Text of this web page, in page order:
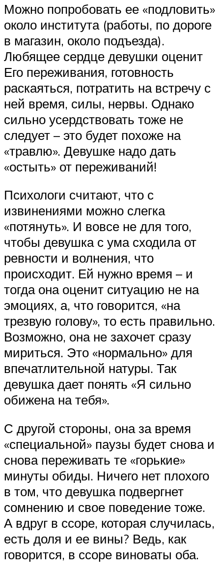
Можно попробовать ее «подловить»
около института (работы, по дороге
в магазин, около подъезда).
Любящее сердце девушки оценит
Его переживания, готовность
раскаяться, потратить на встречу с
ней время, силы, нервы. Однако
сильно усердствовать тоже не
следует – это будет похоже на
«травлю». Девушке надо дать
«остыть» от переживаний!
Психологи считают, что с
извинениями можно слегка
«потянуть». И вовсе не для того,
чтобы девушка с ума сходила от
ревности и волнения, что
происходит. Ей нужно время – и
тогда она оценит ситуацию не на
эмоциях, а, что говорится, «на
трезвую голову», то есть правильно.
Возможно, она не захочет сразу
мириться. Это «нормально» для
впечатлительной натуры. Так
девушка дает понять «Я сильно
обижена на тебя».
С другой стороны, она за время
«специальной» паузы будет снова и
снова переживать те «горькие»
минуты обиды. Ничего нет плохого
в том, что девушка подвергнет
сомнению и свое поведение тоже.
А вдруг в ссоре, которая случилась,
есть доля и ее вины? Ведь, как
говорится, в ссоре виноваты оба.